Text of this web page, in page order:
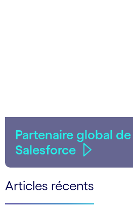
Partenaire global de
Salesforce
Articles récents